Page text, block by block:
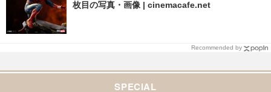
枚目の写真・画像 | cinemacafe.net
Recommended by
SPECIAL